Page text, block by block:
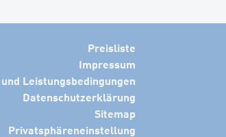
Preisliste
Impressum
Leistungsbedingungen
Datenschutzerklärung
Sitemap
Privatsphäreneinstellung